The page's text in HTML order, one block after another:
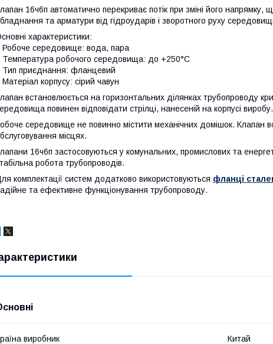
16ч6п автоматично перекриває потік при зміні його напрямку,
та арматури від гідроударів і зворотного руху
характеристики:
Робоче середовище: вода, пара
Температура робочого середовища: до +250°C
Тип приєднання: фланцевий
Матеріал корпусу: сірий чавун
встановлюється на горизонтальних ділянках трубопроводу
повинен відповідати стрілці, нанесеній на корпусі виробу.
середовище не повинно містити механічних домішок. Клапан
місцях.
16ч6п застосовуються у комунальних, промислових та
робота трубопроводів.
комплектації систем додатково використовуються фланці
та ефективне функціонування трубопроводу.
виробник Китай